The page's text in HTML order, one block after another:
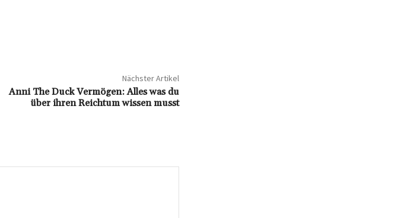
Nächster Artikel
Anni The Duck Vermögen: Alles was du
über ihren Reichtum wissen musst